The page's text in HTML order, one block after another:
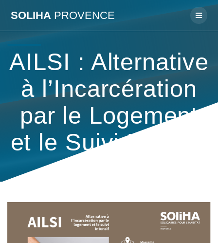
au
SOLIHA PROVENCE
AILSI : Alternative
à l’Incarcération
par le Logement
et le Suivi Intensif